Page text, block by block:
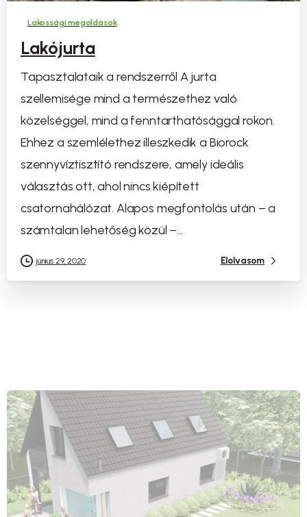
Lakossági megoldások
Lakójurta
Tapasztalataik a rendszerről A jurta
szellemisége mind a természethez való
közelséggel, mind a fenntarthatósággal rokon.
Ehhez a szemlélethez illeszkedik a Biorock
szennyvíztisztító rendszere, amely ideális
választás ott, ahol nincs kiépített
csatornahálózat. Alapos megfontolás után – a
számtalan lehetőség közül –...
június 29, 2020 Elolvasom